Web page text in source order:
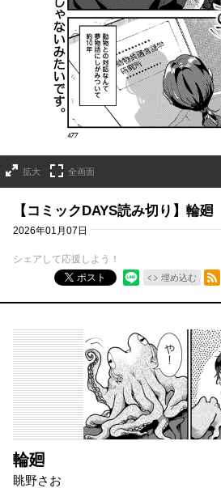
拡大 全画面
【コミックDAYS読み切り】輪廻
2026年01月07日
シェアして応援しよう！
ポスト
埋め込む
RSSフィード
輪廻
眺野さお